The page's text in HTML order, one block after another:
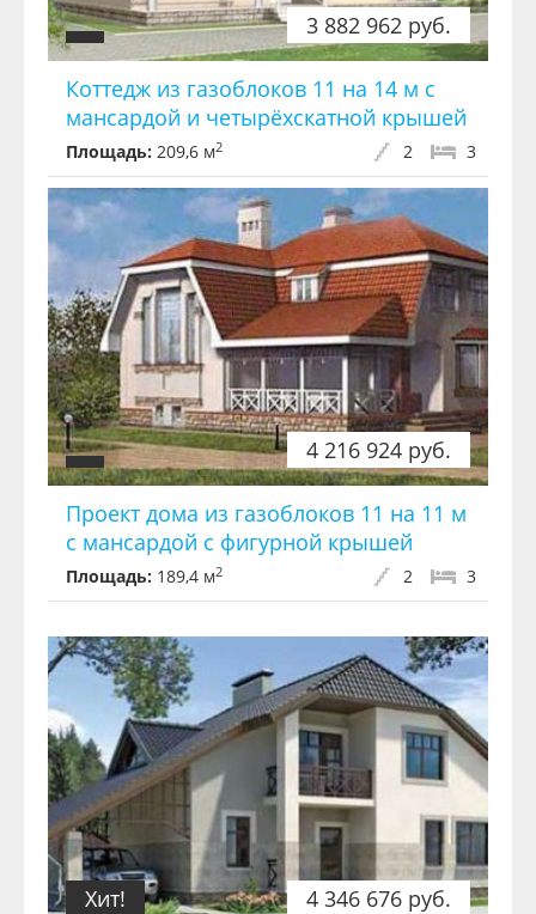
3 882 962 руб.
Коттедж из газоблоков 11 на 14 м с
мансардой и четырёхскатной крышей
Площадь: 209,6 м2 3
2
4 216 924 руб.
Проект дома из газоблоков 11 на 11 м
с мансардой с фигурной крышей
Площадь: 189,4 м2 3
2
4 346 676 руб.
Хит!